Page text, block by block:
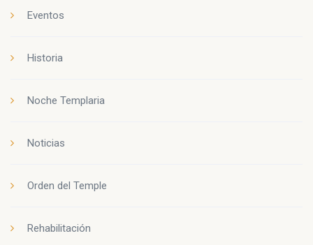
Eventos
Historia
Noche Templaria
Noticias
Orden del Temple
Rehabilitación